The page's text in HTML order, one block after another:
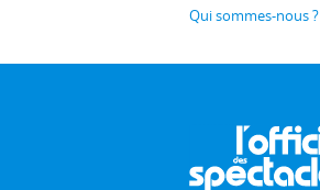
Qui sommes-nous ?